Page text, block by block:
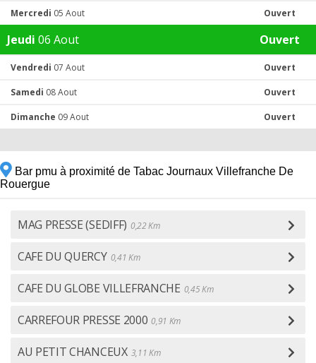
Mercredi 05 Aout Ouvert
Jeudi 06 Aout Ouvert
Vendredi 07 Aout Ouvert
Samedi 08 Aout Ouvert
Dimanche 09 Aout Ouvert
Bar pmu à proximité de Tabac Journaux Villefranche De
Rouergue
MAG PRESSE (SEDIFF) 0,22 Km
CAFE DU QUERCY 0,41 Km
CAFE DU GLOBE VILLEFRANCHE 0,45 Km
CARREFOUR PRESSE 2000 0,91 Km
AU PETIT CHANCEUX 3,11 Km